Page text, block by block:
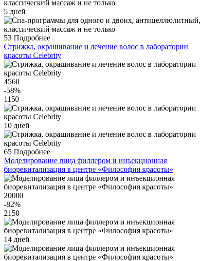
5 дней
53 Подробнее
Стрижка, окрашивание и лечение волос в лаборатории
красоты Celebrity
4560
-58%
1150
10 дней
65 Подробнее
Моделирование лица филлером и инъекционная
биоревитализация в центре «Философия красоты»
20000
-82%
2150
14 дней